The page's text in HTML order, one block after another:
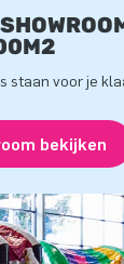
staan voor je
bekijken